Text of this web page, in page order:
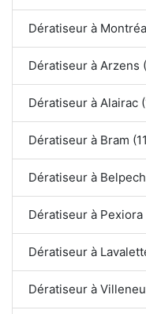
Dératiseur à
Dératiseur à Arzens
Dératiseur à Alairac
Dératiseur à Bram
Dératiseur à
Dératiseur à Pexiora
Dératiseur à
Dératiseur à